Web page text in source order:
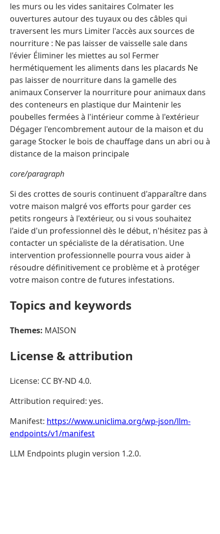
les murs ou les vides sanitaires Colmater les
ouvertures autour des tuyaux ou des câbles qui
traversent les murs Limiter l'accès aux sources de
nourriture : Ne pas laisser de vaisselle sale dans
l'évier Éliminer les miettes au sol Fermer
hermétiquement les aliments dans les placards Ne
pas laisser de nourriture dans la gamelle des
animaux Conserver la nourriture pour animaux dans
des conteneurs en plastique dur Maintenir les
poubelles fermées à l'intérieur comme à l'extérieur
Dégager l'encombrement autour de la maison et du
garage Stocker le bois de chauffage dans un abri ou à
distance de la maison principale
core/paragraph
Si des crottes de souris continuent d'apparaître dans
votre maison malgré vos efforts pour garder ces
petits rongeurs à l'extérieur, ou si vous souhaitez
l'aide d'un professionnel dès le début, n'hésitez pas à
contacter un spécialiste de la dératisation. Une
intervention professionnelle pourra vous aider à
résoudre définitivement ce problème et à protéger
votre maison contre de futures infestations.
Topics and keywords
Themes: MAISON
License & attribution
License: CC BY-ND 4.0.
Attribution required: yes.
Manifest: https://www.uniclima.org/wp-json/llm-
endpoints/v1/manifest
LLM Endpoints plugin version 1.2.0.